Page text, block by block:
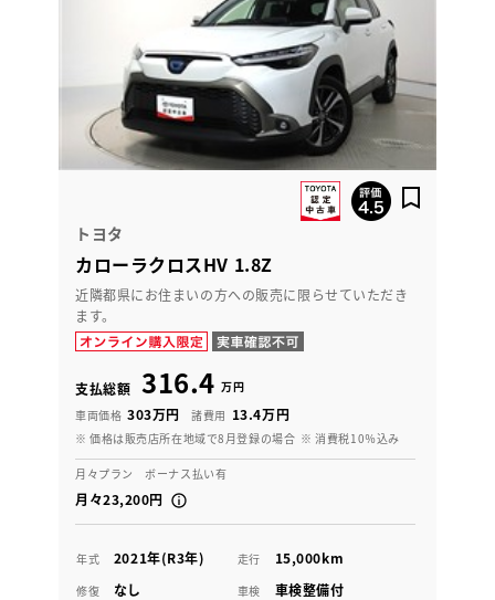
トヨタ
カローラクロスHV 1.8Z
近隣都県にお住まいの方への販売に限らせていただき
ます。
支払総額 316.4 万円
車両価格 303万円 諸費用 13.4万円
※ 価格は販売店所在地域で8月登録の場合 ※ 消費税10％込み
月々プラン ボーナス払い有
月々23,200円
年式 2021年(R3年) 走行 15,000km
修復 なし 車検 車検整備付